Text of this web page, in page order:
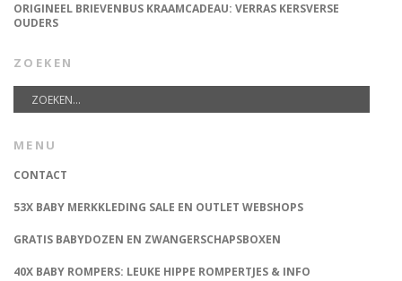
ORIGINEEL BRIEVENBUS KRAAMCADEAU: VERRAS KERSVERSE
OUDERS
ZOEKEN
MENU
CONTACT
53X BABY MERKKLEDING SALE EN OUTLET WEBSHOPS
GRATIS BABYDOZEN EN ZWANGERSCHAPSBOXEN
40X BABY ROMPERS: LEUKE HIPPE ROMPERTJES & INFO